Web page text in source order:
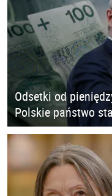
Odsetki od
Polskie państwo